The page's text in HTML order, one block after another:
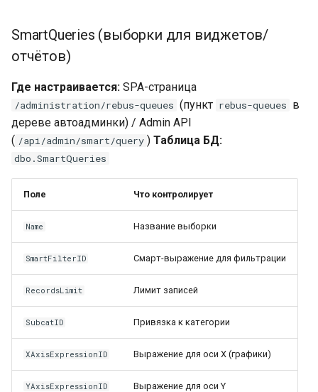
SmartQueries (выборки для виджетов/
отчётов)
Где настраивается: SPA-страница
/administration/rebus-queues (пункт rebus-queues в
дереве автоадминки) / Admin API
( /api/admin/smart/query ) Таблица БД:
dbo.SmartQueries
Поле Что контролирует
Name Название выборки
SmartFilterID Смарт-выражение для фильтрации
RecordsLimit Лимит записей
SubcatID Привязка к категории
XAxisExpressionID Выражение для оси X (графики)
YAxisExpressionID Выражение для оси Y